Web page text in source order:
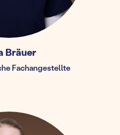
Bräuer
Fachangestellte